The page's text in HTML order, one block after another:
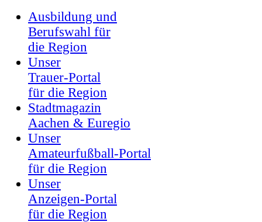
Ausbildung und
Berufswahl für
die Region
Unser
Trauer-Portal
für die Region
Stadtmagazin
Aachen & Euregio
Unser
Amateurfußball-Portal
für die Region
Unser
Anzeigen-Portal
für die Region